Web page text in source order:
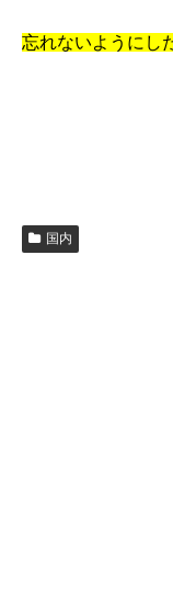
忘れないようにし
国内